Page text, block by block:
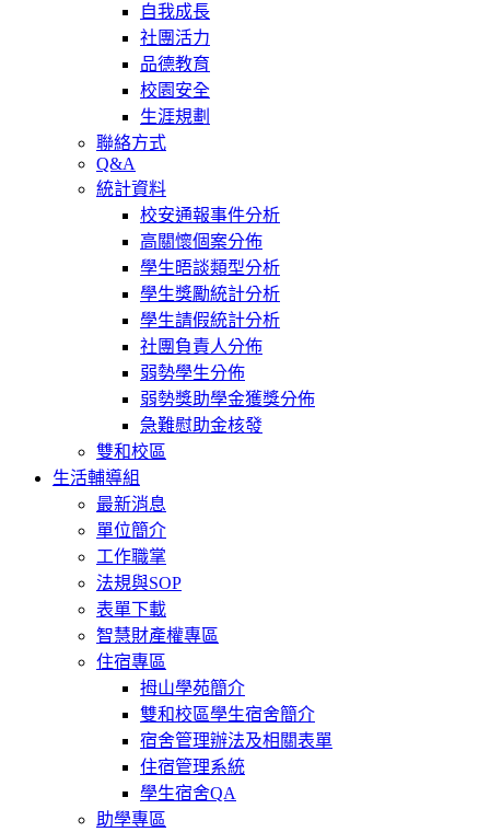
自我成長
社團活力
品德教育
校園安全
生涯規劃
聯絡方式
Q&A
統計資料
校安通報事件分析
高關懷個案分佈
學生晤談類型分析
學生獎勵統計分析
學生請假統計分析
社團負責人分佈
弱勢學生分佈
弱勢獎助學金獲獎分佈
急難慰助金核發
雙和校區
生活輔導組
最新消息
單位簡介
工作職掌
法規與SOP
表單下載
智慧財產權專區
住宿專區
拇山學苑簡介
雙和校區學生宿舍簡介
宿舍管理辦法及相關表單
住宿管理系統
學生宿舍QA
助學專區